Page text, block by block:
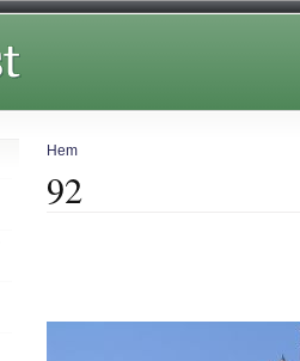
Hem
92